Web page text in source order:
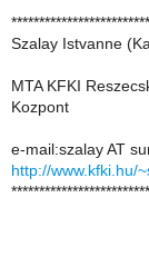
Szalay Istvanne
MTA KFKI
Kozpont
e-mail:szalay AT
http://www.kfki.hu/